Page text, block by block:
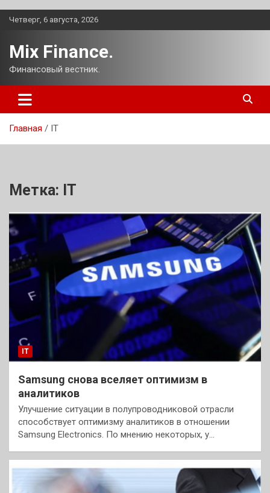
Перейти
Четверг, 6 августа, 2026
Mix Finance.
Финансовый вестник.
Главная IT
Метка: IT
IT
Samsung снова вселяет оптимизм в
аналитиков
Улучшение ситуации в полупроводниковой отрасли
способствует оптимизму аналитиков в отношении
Samsung Electronics. По мнению некоторых, у…